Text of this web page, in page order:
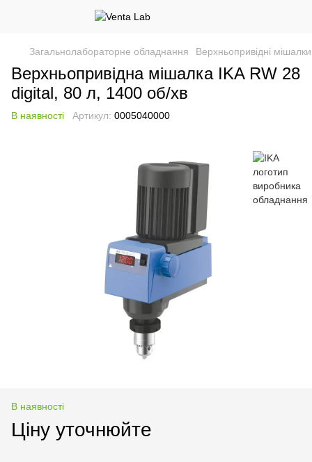
Загальнолабораторне обладнання Верхньопривідні мішалки
Верхньопривідна мішалка IKA RW 28
digital, 80 л, 1400 об/хв
В наявності Артикул: 0005040000
В наявності
Ціну уточнюйте